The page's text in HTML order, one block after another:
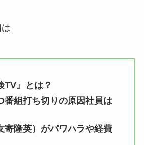
は
TV』とは？
番組打ち切りの原因社員は
寄隆英）がパワハラや経費